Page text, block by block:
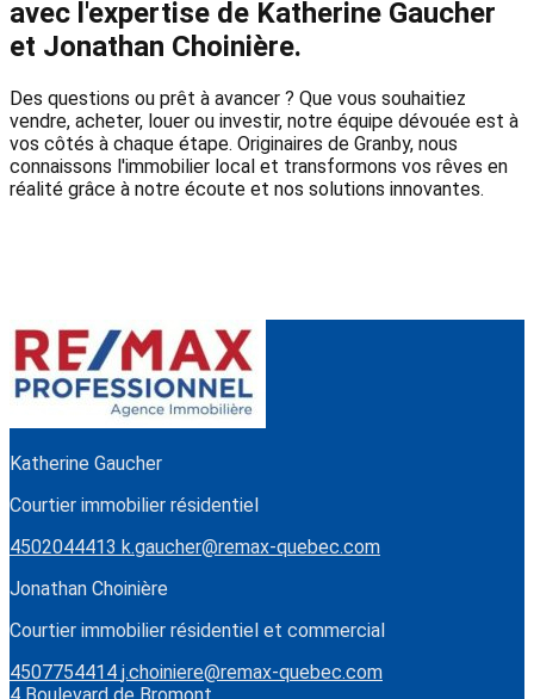
avec l'expertise de Katherine Gaucher
et Jonathan Choinière.
Des questions ou prêt à avancer ? Que vous souhaitiez
vendre, acheter, louer ou investir, notre équipe dévouée est à
vos côtés à chaque étape. Originaires de Granby, nous
connaissons l'immobilier local et transformons vos rêves en
réalité grâce à notre écoute et nos solutions innovantes.
Katherine Gaucher
Courtier immobilier résidentiel
4502044413 k.gaucher@remax-quebec.com
Jonathan Choinière
Courtier immobilier résidentiel et commercial
4507754414 j.choiniere@remax-quebec.com